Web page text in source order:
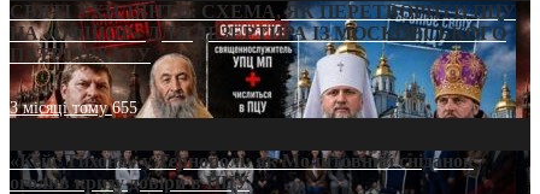
СВЯТІ УХИЛЯНТИ: СХЕМА, ЯК ПЕРЕТВОРИТИ ПЦУ
НА «ОФШОР» ДЛЯ ДЕЗЕРТИРА ІЗ МОСКОВСЬКОГО
ПАТРІАРХАТУ
3 місяці тому655
«Кейс Тихона» у Тернополі: як Молитовний сніданок
оголив кризу довіри в ПЦУ